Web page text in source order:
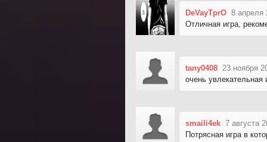
DeVayTprO 8 апреля
Отличная игра,
tany0408 23 ноября
очень увлекательная
smaili4ek 7 августа
Потрясная игра в